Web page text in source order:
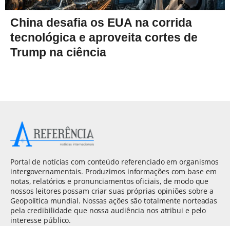
China desafia os EUA na corrida
tecnológica e aproveita cortes de
Trump na ciência
Portal de notícias com conteúdo referenciado em organismos
intergovernamentais. Produzimos informações com base em
notas, relatórios e pronunciamentos oficiais, de modo que
nossos leitores possam criar suas próprias opiniões sobre a
Geopolítica mundial. Nossas ações são totalmente norteadas
pela credibilidade que nossa audiência nos atribui e pelo
interesse público.